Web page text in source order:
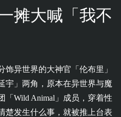
摊大喊「我不
饰异世界的大神官「伦布里」
宇」两角，原本在异世界与魔
「Wild Animal」成员，穿着性
楚发生什么事，就被推上台表